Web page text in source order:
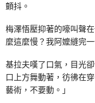
顫抖。
梅澤悟壓抑著的嚎叫聲
麼這麼慢？我阿嬤縫完
基拉夫嘆了口氣，目光
口上方舞動著，彷彿在
藝術，不要動。」